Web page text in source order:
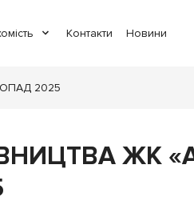
Контакти Новини
2025
ЖК